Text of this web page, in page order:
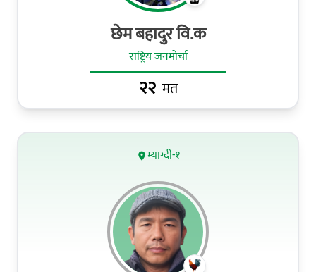
छेम बहादुर वि.क
राष्ट्रिय जनमोर्चा
२२ मत
म्याग्दी-१